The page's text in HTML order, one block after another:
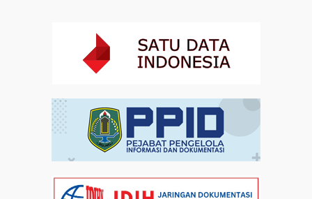
Pandang terhadap Penyandang Disabilitas